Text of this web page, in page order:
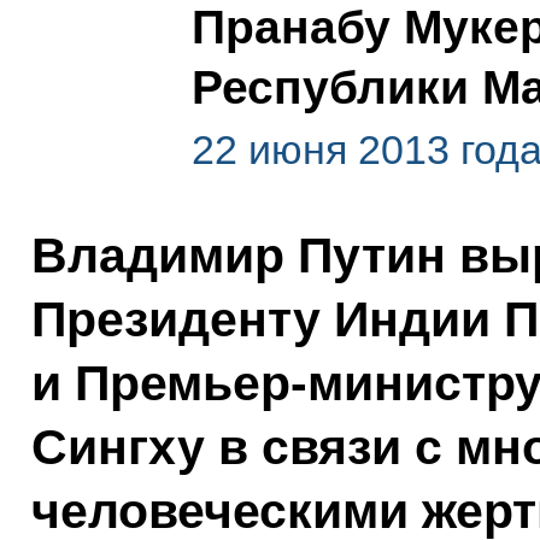
Пранабу
Республики
22 июня 2013
Владимир Путин
Президенту Индии
и Премьер-
Сингху в связи с
человеческими